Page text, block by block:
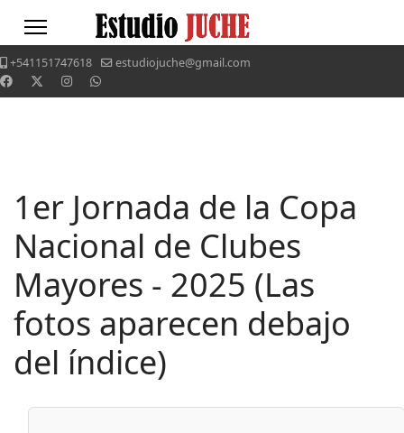
+541151747618 estudiojuche@gmail.com
1er Jornada de la Copa
Nacional de Clubes
Mayores - 2025 (Las
fotos aparecen debajo
del índice)